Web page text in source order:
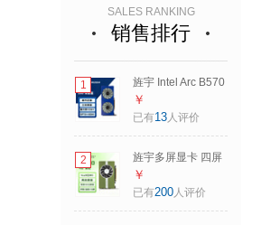
SALES RANKING
销售排行
1
旌宇 Intel Arc B570
双星 游戏显卡设计
视频剪辑台式电脑
追AV1游戏剪辑)
￥
已有13人评价
2
旌宇多屏显卡 四屏
AMD 4HDMI 直出
RX550 点对点 直播
￥
已有200人评价